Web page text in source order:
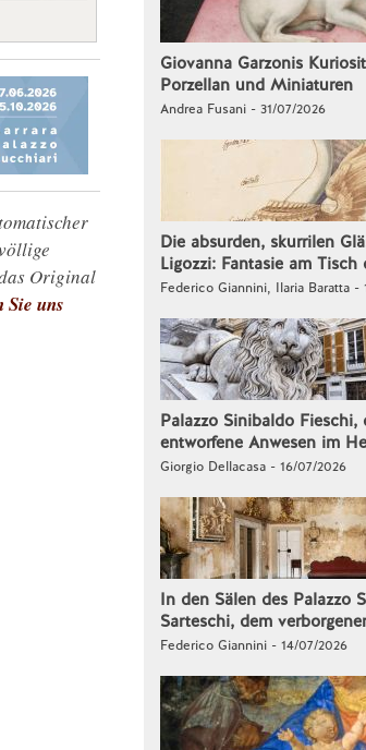
Original
uns
Giovanna Garzonis
Porzellan und Miniaturen
Andrea Fusani - 31/07/2026
Die absurden, skurrilen
Ligozzi: Fantasie am
Federico Giannini, Ilaria Baratta -
Palazzo Sinibaldo Fieschi,
entworfene Anwesen im
Giorgio Dellacasa - 16/07/2026
In den Sälen des Palazzo
Sarteschi, dem
Federico Giannini - 14/07/2026